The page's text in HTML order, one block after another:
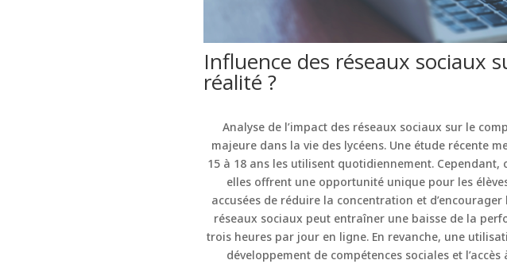
Influence des réseaux sociaux
réalité ?
Analyse de l’impact des réseaux sociaux sur le
majeure dans la vie des lycéens. Une étude récente
15 à 18 ans les utilisent quotidiennement. Cependant,
elles offrent une opportunité unique pour les
accusées de réduire la concentration et
réseaux sociaux peut entraîner une baisse de la
trois heures par jour en ligne. En revanche, une
développement de compétences sociales et